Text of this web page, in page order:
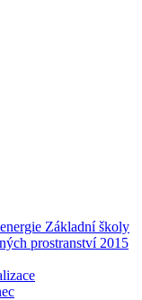
Základní školy
prostranství 2015